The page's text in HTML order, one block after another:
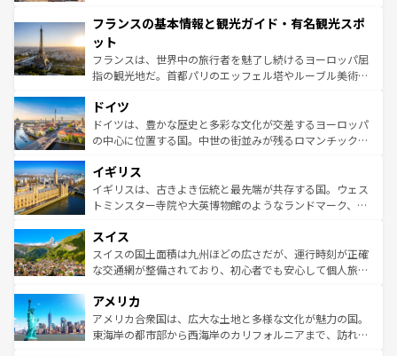
ませてくれるイタリアで、忘れられない旅をしてみよう！
なお、新着のイタリア情報は
しい。
文化が根付くこの国では、情熱的なフラメンコ、熱気あふ
れる闘牛、そして美味しいタパスが生活の一部となってい
る。首都マドリードの洗練された雰囲気や、バルセロナの
アートに溢れた街角から、地方では古代ローマ遺跡や中世
せる。地方によって風土や気候が異なるスペインはその個
性で訪れる人を魅了する。 なお、新着のスペイン情報は コ
ンテンツ一覧を参照してほしい。
フランスの基本情報と観光ガイド・有名観光スポ
ット
フランスは、世界中の旅行者を魅了し続けるヨーロッパ屈
指の観光地だ。首都パリのエッフェル塔やルーブル美術館
で、幅広い魅力が詰まっている。華麗な宮殿、歴史的な大
聖堂、美しいビーチ、そして豊かな自然が、訪れる者を心
から魅了する。また、フランスは美食の国としても知ら
いる。シャンパンの発祥地であるランス、プロヴァンスの
香り高いラベンダー畑など、多彩な楽しみ方が可能だ。さ
らに、パリ以外の地域にも魅力が溢れており、どの街角に
れる地方に足を運ぶとそれぞれで全く異なる文化を体験で
きるだろう。 なお、新着のフランス情報はコンテンツ一覧
を参照してほしい。
ドイツ
ドイツは、豊かな歴史と多彩な文化が交差するヨーロッパ
の中心に位置する国。中世の街並みが残るロマンチック街
顔を持つこの国は、どこを歩いても飽きることがない。ベ
ルリンの文化的活気、バイエルン州のアルプスの絶景、そ
してライン川沿いのワイン畑といった風景は必見。ビール
は、お酒好きな人にはぜひ体験してほしい。 なお、新着の
ドイツ情報はコンテンツ一覧を参照してほしい。
イギリス
イギリスは、古きよき伝統と最先端が共存する国。ウェス
トミンスター寺院や大英博物館のようなランドマーク、歴
リアごとに異なる魅力がある。また、優雅なアフタヌーン
ティー、ビール好きにはたまらない英国パブ、サッカー観
戦など、本場だからこそできる体験も豊富。イギリスを旅
ンツ一覧を参照してほしい。
スイス
スイスの国土面積は九州ほどの広さだが、運行時刻が正確
な交通網が整備されており、初心者でも安心して個人旅行
の建物がそのまま残る町や、スイスならではのユニークな
博物館もあり、アルプス観光だけでなく町歩きも満喫する
ことができる。国民の所得が高いため物価も高いが、旅行
アメリカ
アメリカ合衆国は、広大な土地と多様な文化が魅力の国。
東海岸の都市部から西海岸のカリフォルニアまで、訪れる